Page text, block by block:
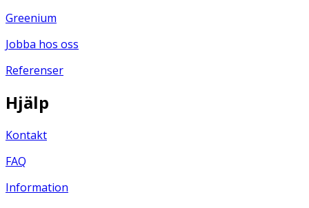
Greenium
Jobba hos oss
Referenser
Hjälp
Kontakt
FAQ
Information